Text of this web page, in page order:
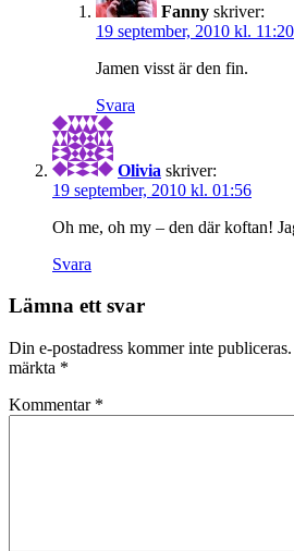
Fanny skriver:
19 september, 2010 kl. 11:20
Jamen visst är den fin.
Svara
Olivia skriver:
19 september, 2010 kl. 01:56
Oh me, oh my – den där koftan!
Svara
Lämna ett svar
Din e-postadress kommer inte publiceras.
märkta *
Kommentar *